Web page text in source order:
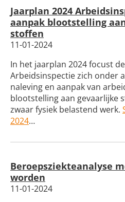
Jaarplan 2024
aanpak blootstelling
stoffen
11-01-2024
In het jaarplan 2024 focust
Arbeidsinspectie zich onder
naleving en aanpak van
blootstelling aan gevaarlijke
zwaar fysiek belastend werk.
2024…
Beroepsziekteanalyse
worden
11-01-2024